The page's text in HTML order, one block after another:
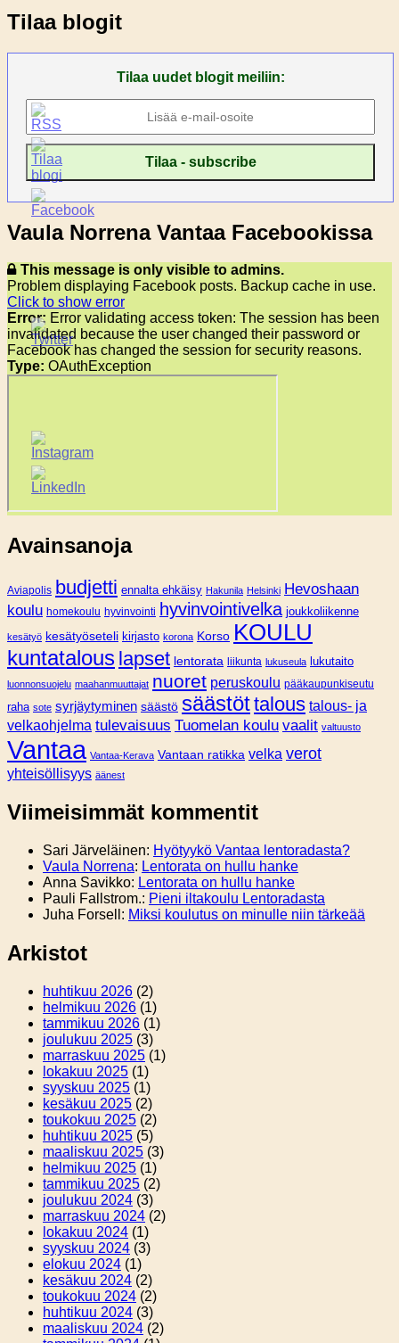
Tilaa blogit
Tilaa uudet blogit meiliin:
Vaula Norrena Vantaa Facebookissa
This message is only visible to admins.
Problem displaying Facebook posts. Backup cache in use.
Click to show error
Error: Error validating access token: The session has been
invalidated because the user changed their password or
Facebook has changed the session for security reasons.
Type: OAuthException
Avainsanoja
Aviapolis budjetti ennalta ehkäisy Hakunila Helsinki Hevoshaan
koulu homekoulu hyvinvointi hyvinvointivelka joukkoliikenne
kesätyö kesätyöseteli kirjasto korona Korso KOULU
kuntatalous lapset lentorata liikunta lukuseula lukutaito
luonnonsuojelu maahanmuuttajat nuoret peruskoulu pääkaupunkiseutu
raha sote syrjäytyminen säästö säästöttalous talous- ja
velkaohjelma tulevaisuus Tuomelan koulu vaalit valtuusto
Vantaa Vantaa-Kerava Vantaan ratikka velka verot
yhteisöllisyys äänest
Viimeisimmät kommentit
Sari Järveläinen: Hyötyykö Vantaa lentoradasta?
Vaula Norrena: Lentorata on hullu hanke
Anna Savikko: Lentorata on hullu hanke
Pauli Fallstrom.: Pieni iltakoulu Lentoradasta
Juha Forsell : Miksi koulutus on minulle niin tärkeää
Arkistot
huhtikuu 2026 (2)
helmikuu 2026 (1)
tammikuu 2026 (1)
joulukuu 2025 (3)
marraskuu 2025 (1)
lokakuu 2025 (1)
syyskuu 2025 (1)
kesäkuu 2025 (2)
toukokuu 2025 (2)
huhtikuu 2025 (5)
maaliskuu 2025 (3)
helmikuu 2025 (1)
tammikuu 2025 (2)
joulukuu 2024 (3)
marraskuu 2024 (2)
lokakuu 2024 (1)
syyskuu 2024 (3)
elokuu 2024 (1)
kesäkuu 2024 (2)
toukokuu 2024 (2)
huhtikuu 2024 (3)
maaliskuu 2024 (2)